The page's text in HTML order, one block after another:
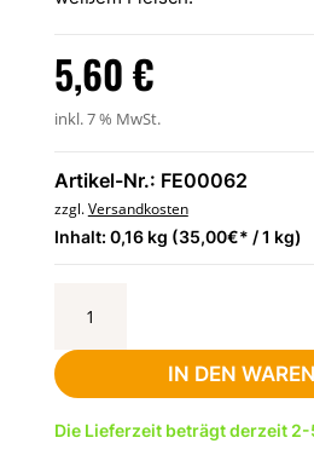
5,60€
inkl. 7 % MwSt.
Artikel-Nr.: FE00062
zzgl.Versandkosten
Inhalt: 0,16 kg (35,00€* / 1 kg)
Estragon,
Bio
-
Herstellung
IN DEN
Die Lieferzeit beträgt derzeit